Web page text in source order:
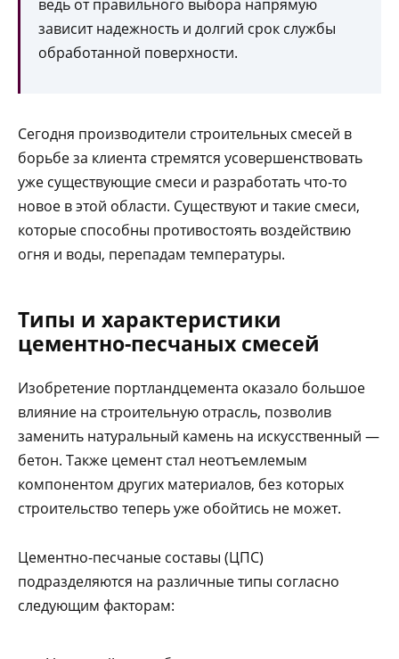
ведь от правильного выбора напрямую
зависит надежность и долгий срок службы
обработанной поверхности.
Сегодня производители строительных смесей в
борьбе за клиента стремятся усовершенствовать
уже существующие смеси и разработать что-то
новое в этой области. Существуют и такие смеси,
которые способны противостоять воздействию
огня и воды, перепадам температуры.
Типы и характеристики
цементно-песчаных смесей
Изобретение портландцемента оказало большое
влияние на строительную отрасль, позволив
заменить натуральный камень на искусственный —
бетон. Также цемент стал неотъемлемым
компонентом других материалов, без которых
строительство теперь уже обойтись не может.
Цементно-песчаные составы (ЦПС)
подразделяются на различные типы согласно
следующим факторам: